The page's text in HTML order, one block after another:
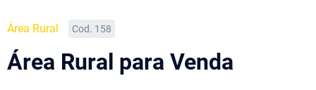
Área Rural Cod. 158
Área Rural para Venda